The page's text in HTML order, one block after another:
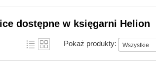
dostępne w księgarni Helion
Pokaż produkty: Wszystkie